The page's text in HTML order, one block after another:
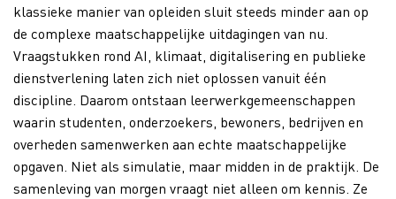
klassieke manier van opleiden sluit steeds minder aan op
de complexe maatschappelijke uitdagingen van nu.
Vraagstukken rond AI, klimaat, digitalisering en publieke
dienstverlening laten zich niet oplossen vanuit één
discipline. Daarom ontstaan leerwerkgemeenschappen
waarin studenten, onderzoekers, bewoners, bedrijven en
overheden samenwerken aan echte maatschappelijke
opgaven. Niet als simulatie, maar midden in de praktijk. De
samenleving van morgen vraagt niet alleen om kennis. Ze